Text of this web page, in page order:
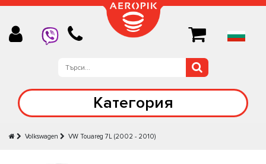
Категория
Volkswagen VW Touareg 7L (2002 - 2010)